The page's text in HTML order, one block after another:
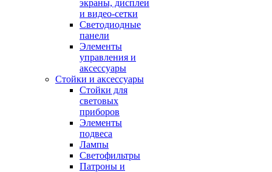
экраны, дисплеи
и видео-сетки
Светодиодные
панели
Элементы
управления и
аксессуары
Стойки и аксессуары
Стойки для
световых
приборов
Элементы
подвеса
Лампы
Светофильтры
Патроны и